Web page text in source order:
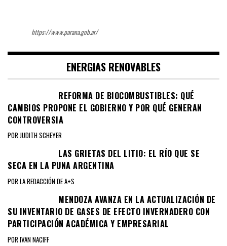
https://www.parana.gob.ar/
ENERGIAS RENOVABLES
REFORMA DE BIOCOMBUSTIBLES: QUÉ
CAMBIOS PROPONE EL GOBIERNO Y POR QUÉ GENERAN
CONTROVERSIA
POR JUDITH SCHEYER
LAS GRIETAS DEL LITIO: EL RÍO QUE SE
SECA EN LA PUNA ARGENTINA
POR LA REDACCIÓN DE A+S
MENDOZA AVANZA EN LA ACTUALIZACIÓN DE
SU INVENTARIO DE GASES DE EFECTO INVERNADERO CON
PARTICIPACIÓN ACADÉMICA Y EMPRESARIAL
POR IVAN NACIFF